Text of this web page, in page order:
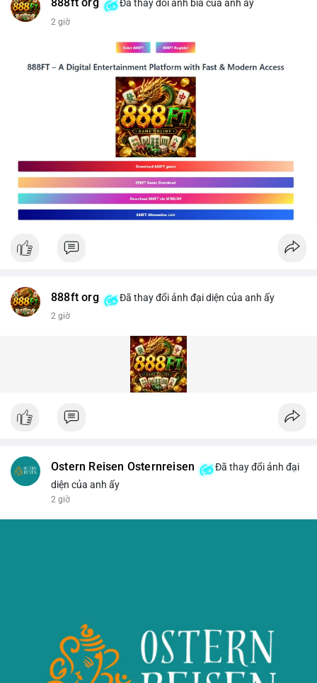
888ft org Đã thay đổi ảnh bìa của anh ấy
2 giờ
888ft org Đã thay đổi ảnh đại diện của anh ấy
2 giờ
Ostern Reisen Osternreisen
Đã thay đổi ảnh đại
diện của anh ấy
2 giờ